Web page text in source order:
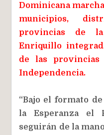
Dominicana
municipios,
provincias de
Enriquillo
de las provincias
Independencia.
“Bajo el formato
la Esperanza el
seguirán de la